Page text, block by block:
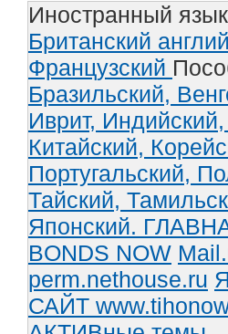
Иностранный
Британский
Французский
Бразильский,
Иврит, Индийский,
Китайский,
Португальский,
Тайский,
Японский.
BONDS NOW
perm.nethouse.ru
САЙТ